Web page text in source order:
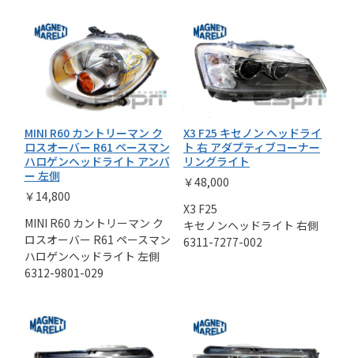
MINI R60 カントリーマン ク
ロスオーバー R61 ペースマン
ハロゲンヘッドライト アンバ
ー 左側
￥14,800
MINI R60 カントリーマン ク
ロスオーバー R61 ペースマン
ハロゲンヘッドライト 左側
6312-9801-029
X3 F25 キセノン ヘッドライ
ト 右 アダプティブコーナー
リングライト
￥48,000
X3 F25
キセノンヘッドライト 右側
6311-7277-002